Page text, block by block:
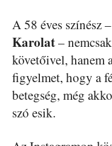
A 58 éves színész
Karolat–
követőivel, hanem
figyelmet, hogy a
betegség, még
szó esik.